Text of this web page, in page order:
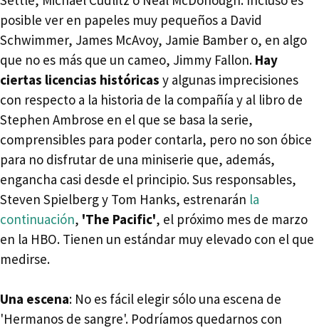
posible ver en papeles muy pequeños a David
Schwimmer, James McAvoy, Jamie Bamber o, en algo
que no es más que un cameo, Jimmy Fallon. Hay
ciertas licencias históricas y algunas imprecisiones
con respecto a la historia de la compañía y al libro de
Stephen Ambrose en el que se basa la serie,
comprensibles para poder contarla, pero no son óbice
para no disfrutar de una miniserie que, además,
engancha casi desde el principio. Sus responsables,
Steven Spielberg y Tom Hanks, estrenarán la
continuación, 'The Pacific', el próximo mes de marzo
en la HBO. Tienen un estándar muy elevado con el que
medirse.
Una escena: No es fácil elegir sólo una escena de
'Hermanos de sangre'. Podríamos quedarnos con